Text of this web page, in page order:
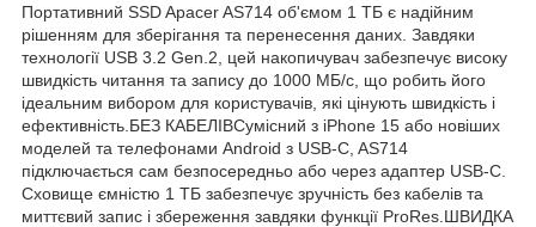
Портативний SSD Apacer AS714 об'ємом 1 ТБ є надійним
рішенням для зберігання та перенесення даних. Завдяки
технології USB 3.2 Gen.2, цей накопичувач забезпечує високу
швидкість читання та запису до 1000 МБ/с, що робить його
ідеальним вибором для користувачів, які цінують швидкість і
ефективність.БЕЗ КАБЕЛІВСумісний з iPhone 15 або новіших
моделей та телефонами Android з USB-C, AS714
підключається сам безпосередньо або через адаптер USB-C.
Сховище ємністю 1 ТБ забезпечує зручність без кабелів та
миттєвий запис і збереження завдяки функції ProRes.ШВИДКА